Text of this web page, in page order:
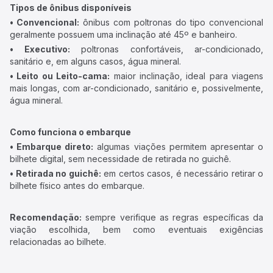
Tipos de ônibus disponíveis
• Convencional: ônibus com poltronas do tipo convencional
geralmente possuem uma inclinação até 45º e banheiro.
• Executivo: poltronas confortáveis, ar-condicionado,
sanitário e, em alguns casos, água mineral.
• Leito ou Leito-cama: maior inclinação, ideal para viagens
mais longas, com ar-condicionado, sanitário e, possivelmente,
água mineral.
Como funciona o embarque
• Embarque direto: algumas viações permitem apresentar o
bilhete digital, sem necessidade de retirada no guichê.
• Retirada no guichê: em certos casos, é necessário retirar o
bilhete físico antes do embarque.
Recomendação: sempre verifique as regras específicas da
viação escolhida, bem como eventuais exigências
relacionadas ao bilhete.